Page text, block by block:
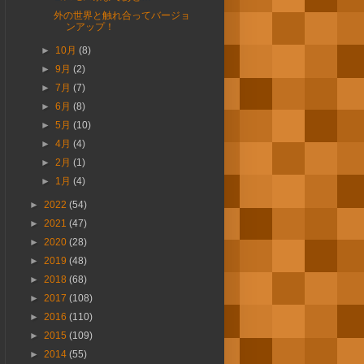
外の世界と触れ合ってバージョ
ンアップ！
► 10月(8)
►9月(2)
►7月(7)
►6月(8)
►5月(10)
►4月(4)
►2月(1)
► 1月(4)
► 2022 (54)
► 2021 (47)
► 2020 (28)
► 2019 (48)
► 2018 (68)
► 2017 (108)
► 2016 (110)
► 2015 (109)
► 2014 (55)